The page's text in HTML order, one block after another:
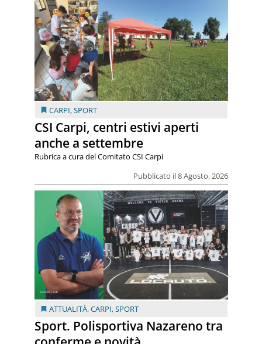
CARPI,SPORT
CSI Carpi, centri estivi aperti
anche a settembre
Pubblicato il 8 Agosto, 2026
Rubrica a cura del Comitato CSI Carpi
ATTUALITÀ,CARPI,SPORT
Sport. Polisportiva Nazareno tra